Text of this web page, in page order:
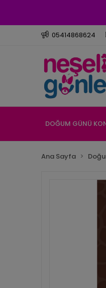
05414868624
DOĞUM GÜNÜ
Ana Sayfa